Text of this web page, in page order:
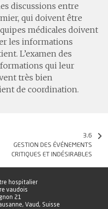
discussions entre
qui doivent être
médicales doivent
les informations
L’examen des
qui leur
très bien
de coordination.
3.6
GESTION DES ÉVÉNEMENTS
CRITIQUES ET INDÉSIRABLES
hospitalier
vaudois
21
Vaud, Suisse